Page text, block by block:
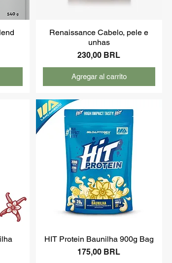
Renaissance Cabelo, pele e
unhas
Precio
230,00 BRL
Agregar al carrito
HIT Protein Baunilha 900g Bag
Precio
175,00 BRL